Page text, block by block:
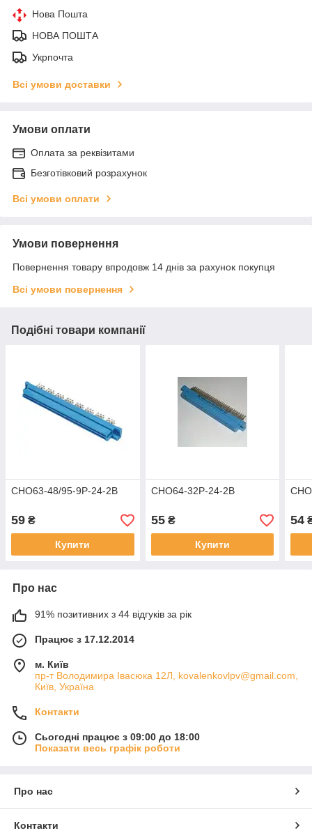
Нова Пошта
НОВА ПОШТА
Укрпочта
Всі умови доставки
Умови оплати
Оплата за реквізитами
Безготівковий розрахунок
Всі умови оплати
Умови повернення
Повернення товару впродовж 14 днів за рахунок покупця
Всі умови повернення
Подібні товари компанії
СНО63-48/95-9Р-24-2В
59 ₴
Купити
СНО64-32Р-24-2В
55₴
Купити
54
Про нас
91% позитивних з 44 відгуків за рік
Працює з 17.12.2014
м. Київ
пр-т Володимира Івасюка 12Л, kovalenkovlpv@gmail.com,
Київ, Україна
Контакти
Сьогодні працює з 09:00 до 18:00
Показати весь графік роботи
Про нас
Контакти